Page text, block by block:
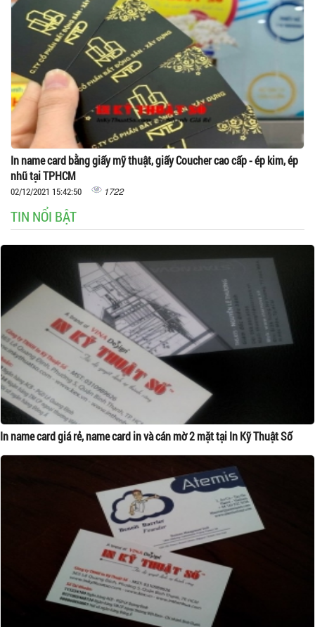
In name card bằng giấy mỹ thuật, giấy Coucher cao cấp - ép kim, ép
nhũ tại TPHCM
02/12/2021 15:42:50 1722
TIN NỔI BẬT
In name card giá rẻ, name card in và cán mờ 2 mặt tại In Kỹ Thuật Số